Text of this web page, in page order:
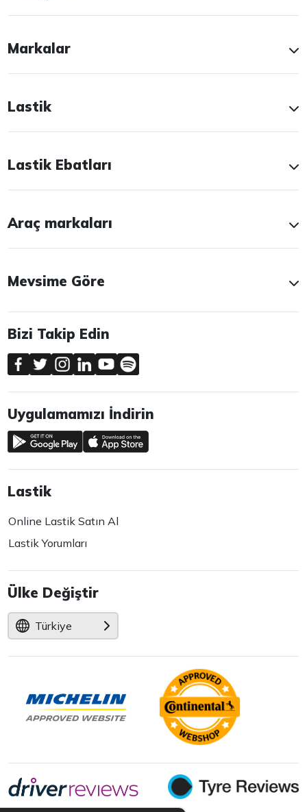
Markalar
Lastik
Lastik Ebatları
Araç markaları
Mevsime Göre
Bizi Takip Edin
Uygulamamızı İndirin
Lastik
Online Lastik Satın Al
Lastik Yorumları
Ülke Değiştir
Türkiye